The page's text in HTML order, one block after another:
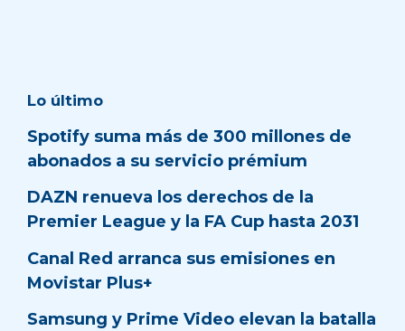
Lo último
Spotify suma más de 300 millones de
abonados a su servicio prémium
DAZN renueva los derechos de la
Premier League y la FA Cup hasta 2031
Canal Red arranca sus emisiones en
Movistar Plus+
Samsung y Prime Video elevan la batalla